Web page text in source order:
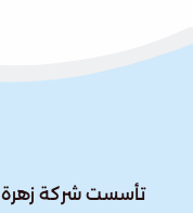
تأسست شركة زهرة